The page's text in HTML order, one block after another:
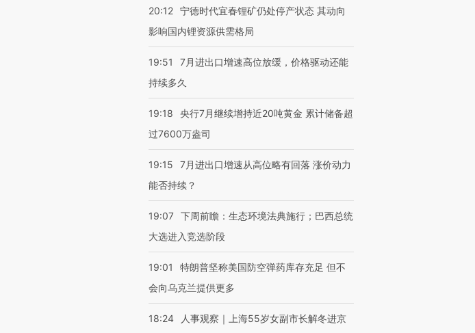
20:12 宁德时代宜春锂矿仍处停产状态 其动向
影响国内锂资源供需格局
19:51
7月进出口增速高位放缓，价格驱动还能
持续多久
19:18
央行7月继续增持近20吨黄金 累计储备超
过7600万盎司
19:15
7月进出口增速从高位略有回落 涨价动力
能否持续？
19:07 下周前瞻：生态环境法典施行；巴西总统
大选进入竞选阶段
19:01
特朗普坚称美国防空弹药库存充足 但不
会向乌克兰提供更多
18:24 人事观察｜上海55岁女副市长解冬进京